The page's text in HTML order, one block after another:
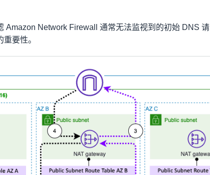
Amazon Network Firewall 通常无法监视到的初始 DNS
要性。